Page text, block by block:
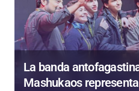
La banda
Mashukaos